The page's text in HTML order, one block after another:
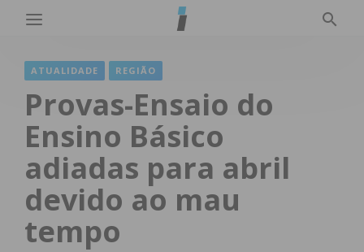
ATUALIDADE REGIÃO
Provas-Ensaio do
Ensino Básico
adiadas para abril
devido ao mau
tempo